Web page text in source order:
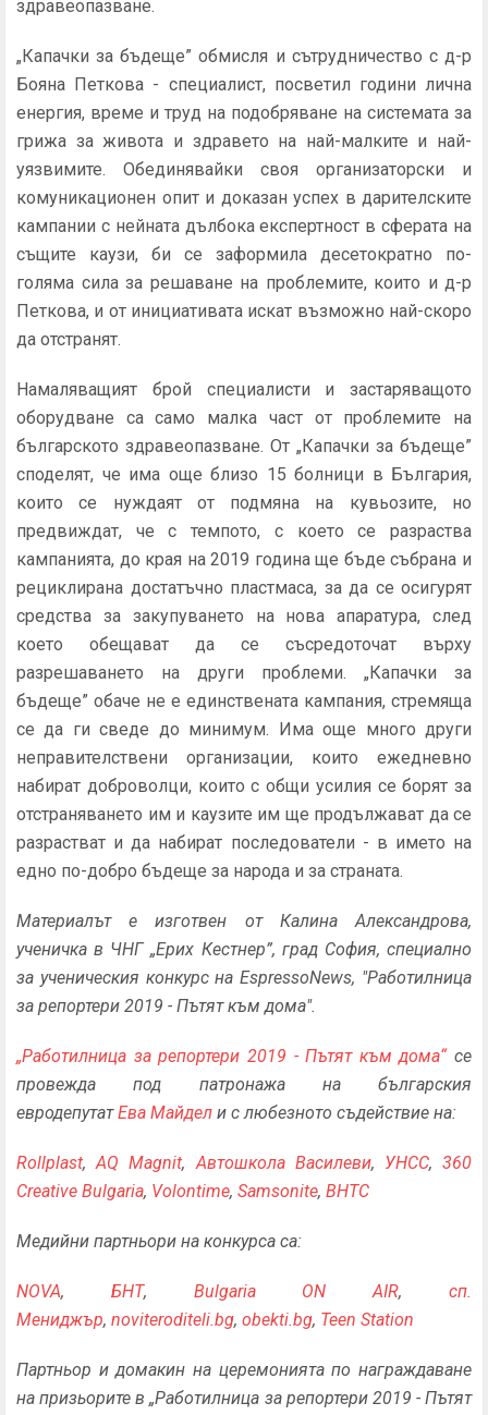
здравеопазване.
„Капачки за бъдеще” обмисля и сътрудничество с д-р
Бояна Петкова - специалист, посветил години лична
енергия, време и труд на подобряване на системата за
грижа за живота и здравето на най-малките и най-
уязвимите. Обединявайки своя организаторски и
комуникационен опит и доказан успех в дарителските
кампании с нейната дълбока експертност в сферата на
същите каузи, би се заформила десетократно по-
голяма сила за решаване на проблемите, които и д-р
Петкова, и от инициативата искат възможно най-скоро
да отстранят.
Намаляващият брой специалисти и застаряващото
оборудване са само малка част от проблемите на
българското здравеопазване. От „Капачки за бъдеще”
споделят, че има още близо 15 болници в България,
които се нуждаят от подмяна на кувьозите, но
предвиждат, че с темпото, с което се разраства
кампанията, до края на 2019 година ще бъде събрана и
рециклирана достатъчно пластмаса, за да се осигурят
средства за закупуването на нова апаратура, след
което обещават да се съсредоточат върху
разрешаването на други проблеми. „Капачки за
бъдеще” обаче не е единствената кампания, стремяща
се да ги сведе до минимум. Има още много други
неправителствени организации, които ежедневно
набират доброволци, които с общи усилия се борят за
отстраняването им и каузите им ще продължават да се
разрастват и да набират последователи - в името на
едно по-добро бъдеще за народа и за страната.
Материалът е изготвен от Калина Александрова,
ученичка в ЧНГ „Ерих Кестнер”, град София, специално
за ученическия конкурс на EspressoNews, "Работилница
за репортери 2019 - Пътят към дома".
„Работилница за репортери 2019 - Пътят към дома“се
провежда под патронажа на българския
евродепутатЕва Майдел и с любезното съдействие на:
Rollplast,AQ Magnit,Автошкола Василеви, УНСС,360
Creative Bulgaria, Volontime, Samsonite, BHTC
Медийни партньори на конкурса са:
NOVA, БНТ, Bulgaria ON AIR,сп.
Мениджър, noviteroditeli.bg, obekti.bg, Teen Station
Партньор и домакин на церемонията по награждаване
на призьорите в „Работилница за репортери 2019 - Пътят